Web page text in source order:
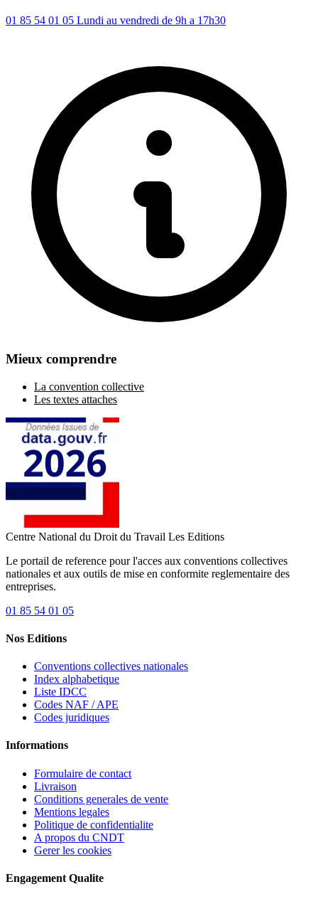
01 85 54 01 05 Lundi au vendredi de 9h a 17h30
Mieux comprendre
La convention collective
Les textes attaches
Centre National du Droit du Travail Les Editions
Le portail de reference pour l'acces aux conventions collectives
nationales et aux outils de mise en conformite reglementaire des
entreprises.
01 85 54 01 05
Nos Editions
Conventions collectives nationales
Index alphabetique
Liste IDCC
Codes NAF / APE
Codes juridiques
Informations
Formulaire de contact
Livraison
Conditions generales de vente
Mentions legales
Politique de confidentialite
A propos du CNDT
Gerer les cookies
Engagement Qualite